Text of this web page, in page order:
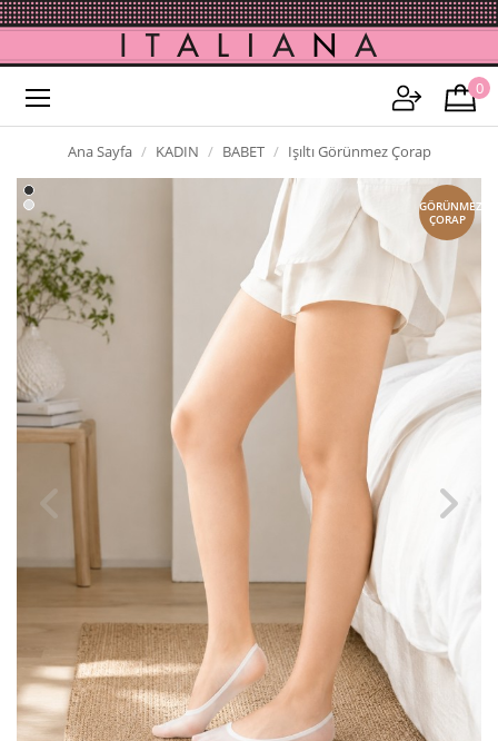
0
Ana Sayfa KADIN BABET Işıltı Görünmez Çorap
GÖRÜNMEZ
ÇORAP